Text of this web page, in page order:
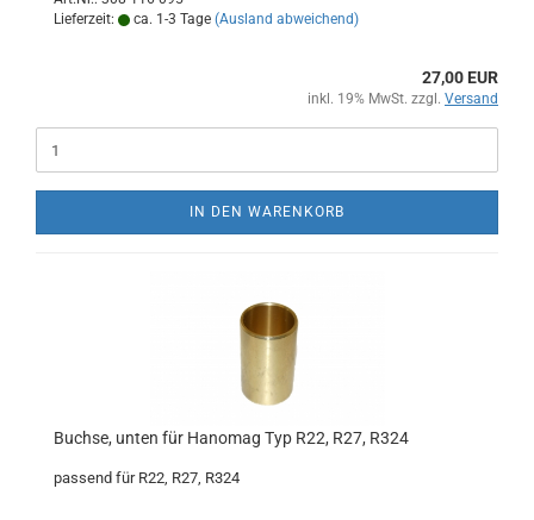
Lieferzeit:
ca. 1-3 Tage (Ausland abweichend)
27,00 EUR
inkl. 19% MwSt. zzgl. Versand
IN DEN WARENKORB
Buchse, unten für Hanomag Typ R22, R27, R324
passend für R22, R27, R324